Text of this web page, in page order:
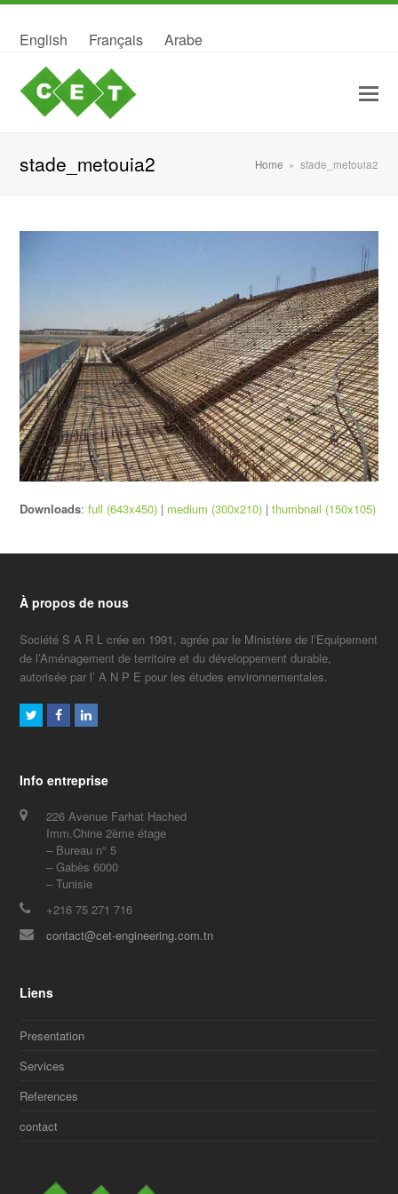
English Français Arabe
stade_metouia2 Home » stade_metouia2
Downloads:full (643x450) | medium (300x210) |thumbnail (150x105)
À propos de nous
Société S A R L crée en 1991, agrée par le Ministère de l’Equipement
de l’Aménagement de territoire et du développement durable,
autorisée par l’ A N P E pour les études environnementales.
TwitterFacebookLinkedIn
Info entreprise
226 Avenue Farhat Hached
Imm.Chine 2ème étage
– Bureau n° 5
– Gabès 6000
– Tunisie
+216 75 271 716
contact@cet-engineering.com.tn
Liens
Presentation
Services
References
contact